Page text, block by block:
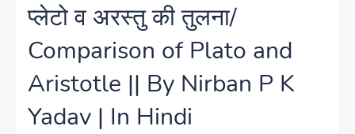
प्लेटो व अरस्तु की तुलना/
Comparison of Plato and
Aristotle || By Nirban P K
Yadav | In Hindi